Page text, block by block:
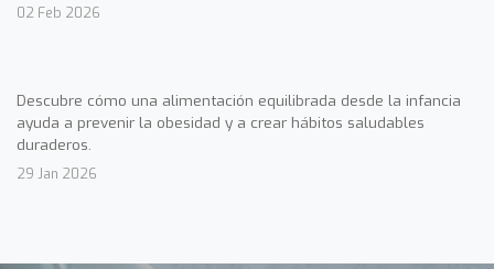
02 Feb 2026
Descubre cómo una alimentación equilibrada desde la infancia
ayuda a prevenir la obesidad y a crear hábitos saludables
duraderos.
29 Jan 2026